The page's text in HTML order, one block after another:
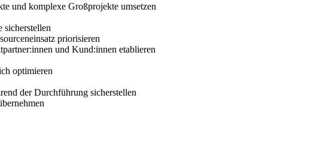
und komplexe Großprojekte umsetzen
sicherstellen
priorisieren
und Kund:innen etablieren
optimieren
der Durchführung sicherstellen